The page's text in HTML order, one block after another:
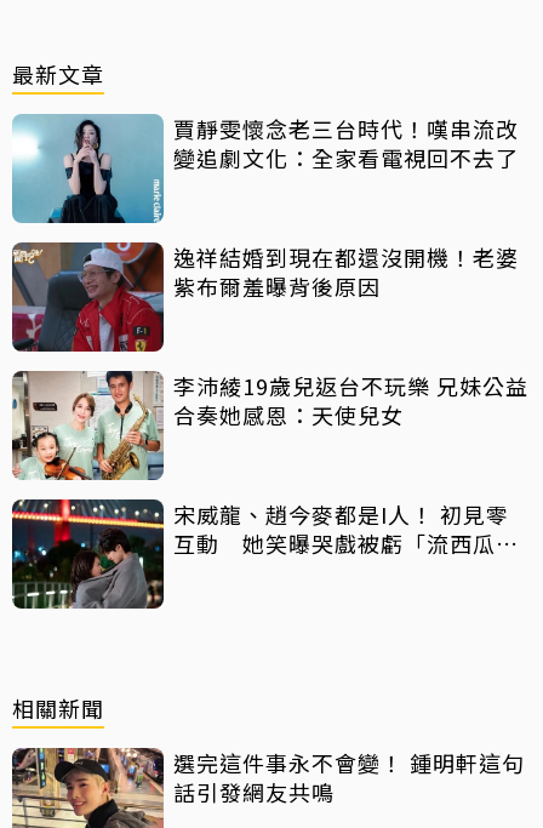
最新文章
賈靜雯懷念老三台時代！嘆串流改
變追劇文化：全家看電視回不去了
逸祥結婚到現在都還沒開機！老婆
紫布爾羞曝背後原因
李沛綾19歲兒返台不玩樂 兄妹公益
合奏她感恩：天使兒女
宋威龍、趙今麥都是I人！ 初見零
互動 她笑曝哭戲被虧「流西瓜
相關新聞
選完這件事永不會變！ 鍾明軒這句
話引發網友共鳴